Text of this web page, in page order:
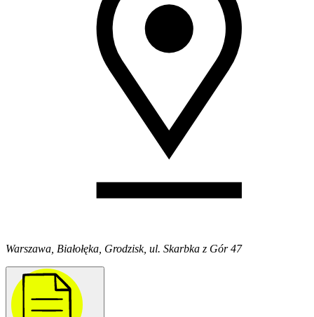
Warszawa, Białołęka, Grodzisk, ul. Skarbka z Gór 47